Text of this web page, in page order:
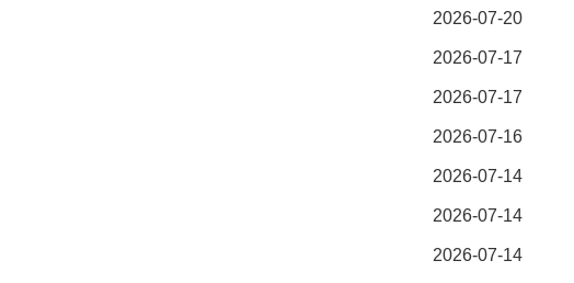
2026-07-20
2026-07-17
2026-07-17
2026-07-16
2026-07-14
2026-07-14
2026-07-14